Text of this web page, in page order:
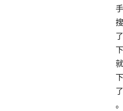
手
搜
了
下
就
下
了
。